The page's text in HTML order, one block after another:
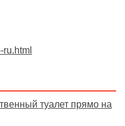
туалет прямо на